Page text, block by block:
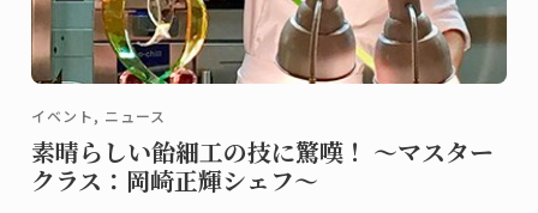
イベント, ニュース
素晴らしい飴細工の技に驚嘆！ ～マスター
クラス：岡崎正輝シェフ～